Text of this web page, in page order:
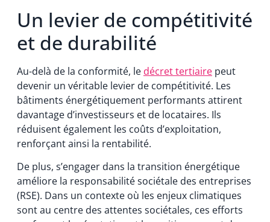
Un levier de compétitivité
et de durabilité
Au-delà de la conformité, le décret tertiairepeut
devenir un véritable levier de compétitivité. Les
bâtiments énergétiquement performants attirent
davantage d’investisseurs et de locataires. Ils
réduisent également les coûts d’exploitation,
renforçant ainsi la rentabilité.
De plus, s’engager dans la transition énergétique
améliore la responsabilité sociétale des entreprises
(RSE). Dans un contexte où les enjeux climatiques
sont au centre des attentes sociétales, ces efforts